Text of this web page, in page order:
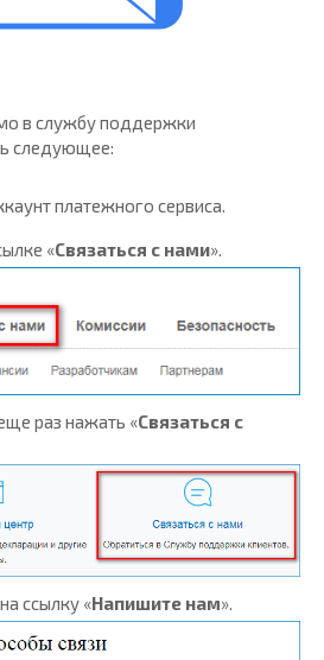
в службу поддержки
следующее:
платежного сервиса.
«Связаться с нами».
раз нажать «Связаться с
ссылку «Напишите нам».